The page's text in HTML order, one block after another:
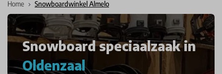
Home Snowboardwinkel Almelo
Snowboard speciaalzaak in
Oldenzaal